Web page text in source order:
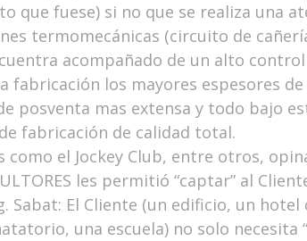
que fuese) si no que se realiza una
termomecánicas (circuito de
acompañado de un alto
fabricación los mayores espesores
posventa mas extensa y todo bajo
fabricación de calidad total.
como el Jockey Club, entre otros,
les permitió “captar” al
Sabat: El Cliente (un edificio, un
una escuela) no solo necesita